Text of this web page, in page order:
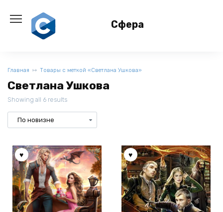
содержанию
Сфера
Главная Товары с меткой «Светлана Ушкова»
Светлана Ушкова
Showing all 6 results